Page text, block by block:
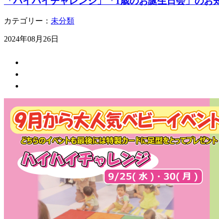
カテゴリー： 未分類
2024年08月26日